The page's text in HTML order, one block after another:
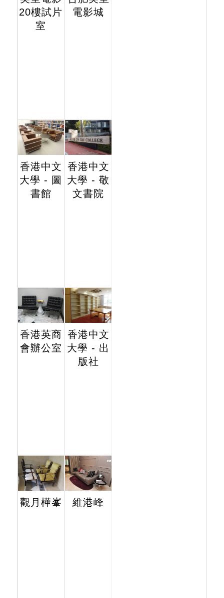
20樓試片
室
電影城
香港中文
大學 - 圖
書館
香港中文
大學 - 敬
文書院
香港英商
會辦公室
香港中文
大學 - 出
版社
觀月樺峯 維港峰